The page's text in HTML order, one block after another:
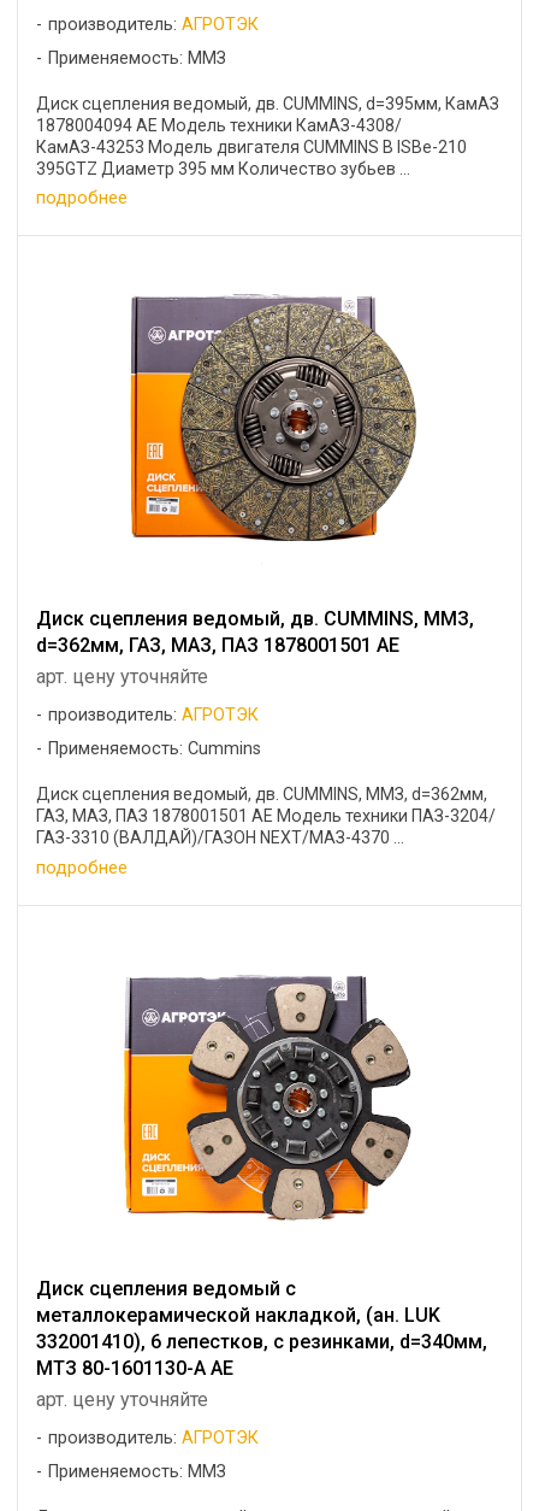
производитель:АГРОТЭК
Применяемость: ММЗ
Диск сцепления ведомый, дв. CUMMINS, d=395мм, КамАЗ
1878004094 АЕ Модель техники КамАЗ-4308/
КамАЗ-43253 Модель двигателя CUMMINS B ISBe-210
395GTZ Диаметр 395 мм Количество зубьев ...
подробнее
Диск сцепления ведомый, дв. CUMMINS, ММЗ,
d=362мм, ГАЗ, МАЗ, ПАЗ 1878001501 АЕ
арт. цену уточняйте
производитель:АГРОТЭК
Применяемость: Cummins
Диск сцепления ведомый, дв. CUMMINS, ММЗ, d=362мм,
ГАЗ, МАЗ, ПАЗ 1878001501 АЕ Модель техники ПАЗ-3204/
ГАЗ-3310 (ВАЛДАЙ)/ГАЗОН NEXT/МАЗ-4370 ...
подробнее
Диск сцепления ведомый с
металлокерамической накладкой, (ан. LUK
332001410), 6 лепестков, с резинками, d=340мм,
МТЗ 80-1601130-А АЕ
арт. цену уточняйте
производитель:АГРОТЭК
Применяемость: ММЗ